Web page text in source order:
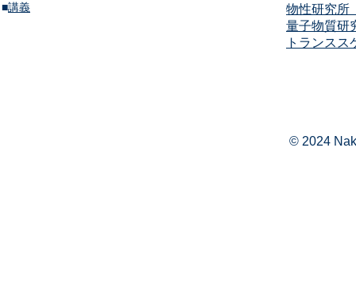
​■講義​
物性研究所
量子物質研
トランス
© 2024